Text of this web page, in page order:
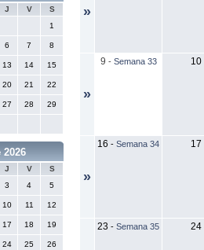
J V
S
1
6 7 8
13 14 15
20 21 22
27 28 29
J V
S
3 4 5
10 11 12
17 18 19
24 25 26
»
»
9 - Semana 33 10
»
16 - Semana 34 17
23 - Semana 35 24